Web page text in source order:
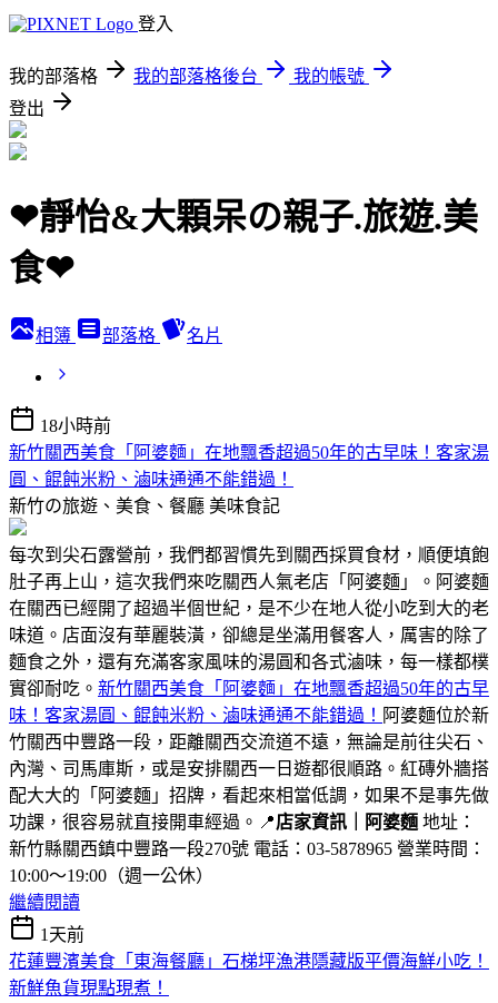
登入
我的部落格 我的部落格後台
我的帳號
登出
❤靜怡&大顆呆の親子.旅遊.美
食❤
相簿 部落格 名片
18小時前
新竹關西美食「阿婆麵」在地飄香超過50年的古早味！客家湯
圓、餛飩米粉、滷味通通不能錯過！
新竹の旅遊、美食、餐廳 美味食記
每次到尖石露營前，我們都習慣先到關西採買食材，順便填飽
肚子再上山，這次我們來吃關西人氣老店「阿婆麵」。阿婆麵
在關西已經開了超過半個世紀，是不少在地人從小吃到大的老
味道。店面沒有華麗裝潢，卻總是坐滿用餐客人，厲害的除了
麵食之外，還有充滿客家風味的湯圓和各式滷味，每一樣都樸
實卻耐吃。 新竹關西美食「阿婆麵」在地飄香超過50年的古早
味！客家湯圓、餛飩米粉、滷味通通不能錯過！ 阿婆麵位於新
竹關西中豐路一段，距離關西交流道不遠，無論是前往尖石、
內灣、司馬庫斯，或是安排關西一日遊都很順路。紅磚外牆搭
配大大的「阿婆麵」招牌，看起來相當低調，如果不是事先做
功課，很容易就直接開車經過。📍店家資訊｜阿婆麵 地址：
新竹縣關西鎮中豐路一段270號 電話：03-5878965 營業時間：
10:00～19:00（週一公休）
繼續閱讀
1天前
花蓮豐濱美食「東海餐廳」石梯坪漁港隱藏版平價海鮮小吃！
新鮮魚貨現點現煮！